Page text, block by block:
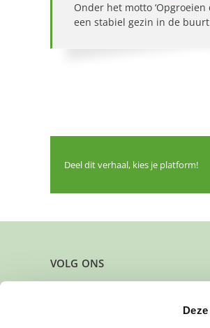
Onder het motto
een stabiel gezin in de
Deel dit verhaal, kies je platform!
VOLG ONS